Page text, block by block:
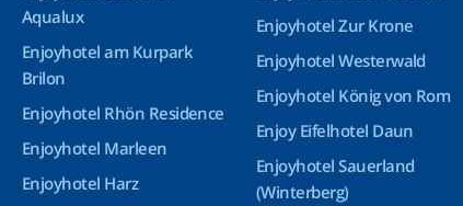
Aqualux
Enjoyhotel am Kurpark
Brilon
Enjoyhotel Rhön Residence
Enjoyhotel Marleen
Enjoyhotel Harz
Enjoyhotel Zur Krone
Enjoyhotel Westerwald
Enjoyhotel König von Rom
Enjoy Eifelhotel Daun
Enjoyhotel Sauerland
(Winterberg)